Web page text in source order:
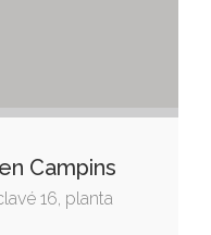
Campins
16, planta